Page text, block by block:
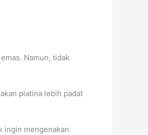
Namun, tidak
platina lebih padat
ingin mengenakan